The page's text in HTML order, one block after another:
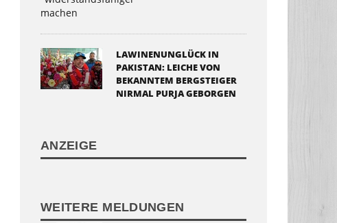
LAWINENUNGLÜCK IN
PAKISTAN: LEICHE VON
BEKANNTEM BERGSTEIGER
NIRMAL PURJA GEBORGEN
ANZEIGE
WEITERE MELDUNGEN